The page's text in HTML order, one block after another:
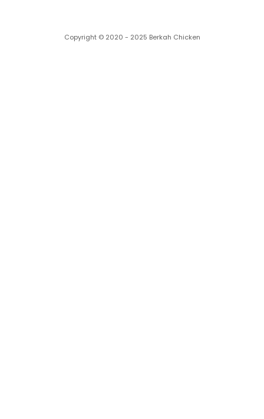
Copyright © 2020 - 2025 Berkah Chicken